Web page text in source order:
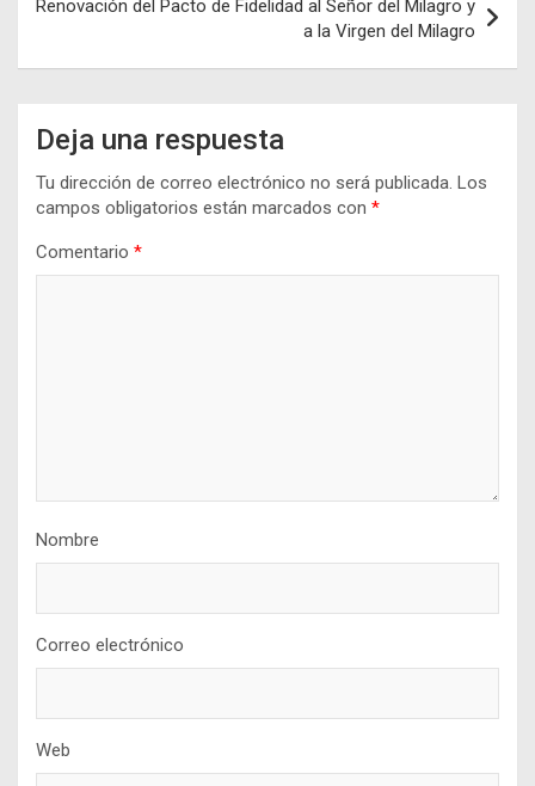
Renovación del Pacto de Fidelidad al Señor del Milagro y
a la Virgen del Milagro
Deja una respuesta
Tu dirección de correo electrónico no será publicada. Los
campos obligatorios están marcados con *
Comentario *
Nombre
Correo electrónico
Web